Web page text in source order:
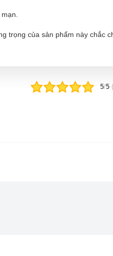
trọng của sản phẩm này chắc
5/5 (